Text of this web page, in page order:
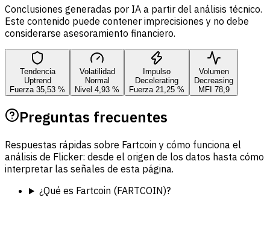
Conclusiones generadas por IA a partir del análisis técnico.
Este contenido puede contener imprecisiones y no debe
considerarse asesoramiento financiero.
Tendencia
Uptrend
Fuerza 35,53 %
Volatilidad
Normal
Nivel 4,93 %
Impulso
Decelerating
Fuerza 21,25 %
Volumen
Decreasing
MFI 78,9
Preguntas frecuentes
Respuestas rápidas sobre Fartcoin y cómo funciona el
análisis de Flicker: desde el origen de los datos hasta cómo
interpretar las señales de esta página.
¿Qué es Fartcoin (FARTCOIN)?